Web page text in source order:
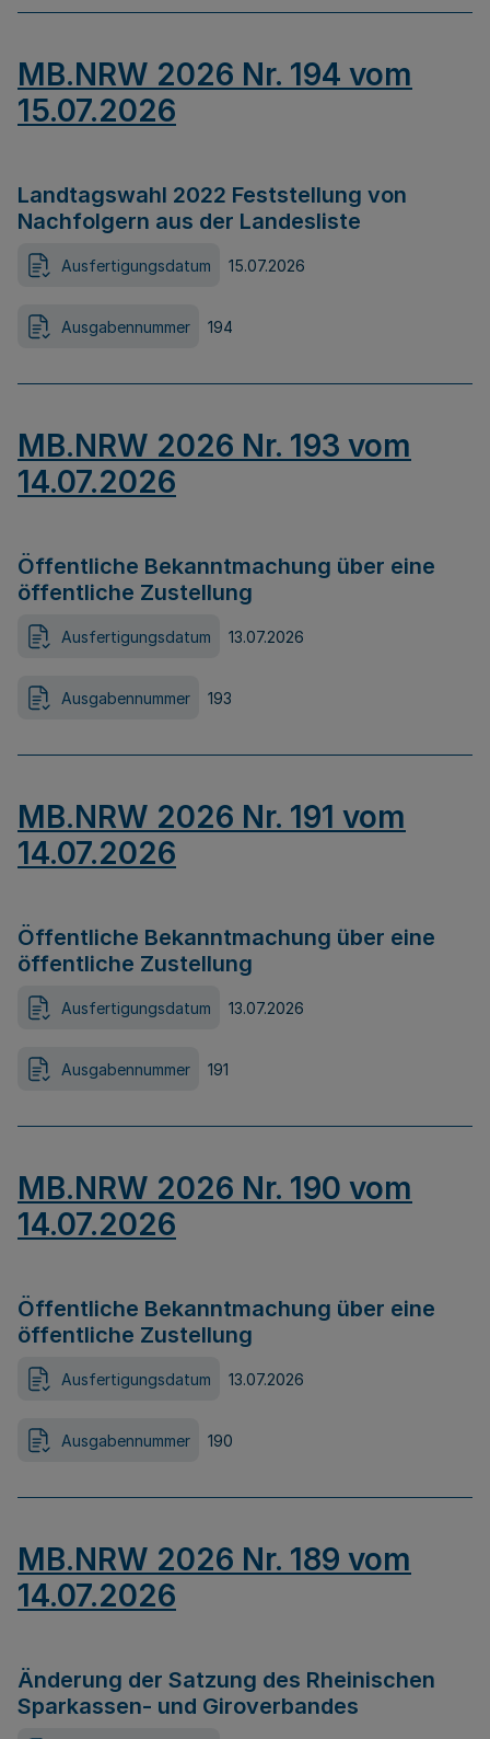
MB.NRW 2026 Nr. 194 vom
15.07.2026
Landtagswahl 2022 Feststellung von
Nachfolgern aus der Landesliste
Ausfertigungsdatum 15.07.2026
Ausgabennummer 194
MB.NRW 2026 Nr. 193 vom
14.07.2026
Öffentliche Bekanntmachung über eine
öffentliche Zustellung
Ausfertigungsdatum 13.07.2026
Ausgabennummer 193
MB.NRW 2026 Nr. 191 vom
14.07.2026
Öffentliche Bekanntmachung über eine
öffentliche Zustellung
Ausfertigungsdatum 13.07.2026
Ausgabennummer 191
MB.NRW 2026 Nr. 190 vom
14.07.2026
Öffentliche Bekanntmachung über eine
öffentliche Zustellung
Ausfertigungsdatum 13.07.2026
Ausgabennummer 190
MB.NRW 2026 Nr. 189 vom
14.07.2026
Änderung der Satzung des Rheinischen
Sparkassen- und Giroverbandes